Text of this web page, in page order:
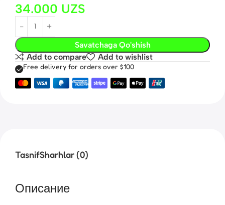
34.000 UZS
Savatchaga Qo'shish
Add to compare
Add to wishlist
Free delivery for orders over $100
TasnifSharhlar (0)
Описание